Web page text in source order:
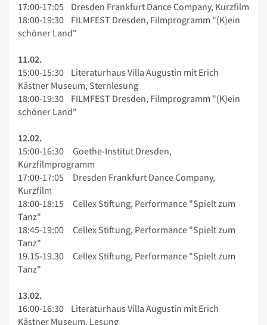
17:00-17:05 Dresden Frankfurt Dance Company, Kurzfilm
18:00-19:30 FILMFEST Dresden, Filmprogramm "(K)ein
schöner Land"
11.02.
15:00-15:30 Literaturhaus Villa Augustin mit Erich
Kästner Museum, Sternlesung
18:00-19:30 FILMFEST Dresden, Filmprogramm "(K)ein
schöner Land"
12.02.
15:00-16:30 Goethe-Institut Dresden,
Kurzfilmprogramm
17:00-17:05 Dresden Frankfurt Dance Company,
Kurzfilm
18:00-18:15 Cellex Stiftung, Performance "Spielt zum
Tanz"
18:45-19:00 Cellex Stiftung, Performance "Spielt zum
Tanz"
19.15-19.30 Cellex Stiftung, Performance "Spielt zum
Tanz"
13.02.
16:00-16:30 Literaturhaus Villa Augustin mit Erich
Kästner Museum, Lesung